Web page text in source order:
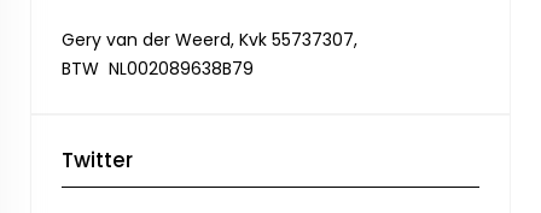
Gery van der Weerd, Kvk 55737307,
BTW NL002089638B79
Twitter